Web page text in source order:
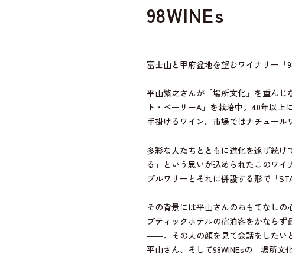
98WINEs
富士山と甲府盆地を望むワイナリー「
平山繁之さんが「場所文化」を重ん
ト・ベーリーA」を栽培中。40年以
手掛けるワイン。市場ではナチュール
多彩な人たちとともに進化を遂げ続け
る」という思いが込められたこのワイ
ブルワリーとそれに併設する形で「
その背景には平山さんのおもてなしの
ブティックホテルの宿泊客をかなら
――。その人の顔を見て会話をしたい
平山さん、そして98WINEsの「場所